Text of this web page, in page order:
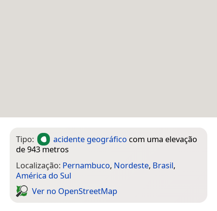
Tipo: acidente geográfico com uma elevação
de 943 metros
Localização: Pernambuco, Nordeste, Brasil,
América do Sul
Ver no Open­Street­Map